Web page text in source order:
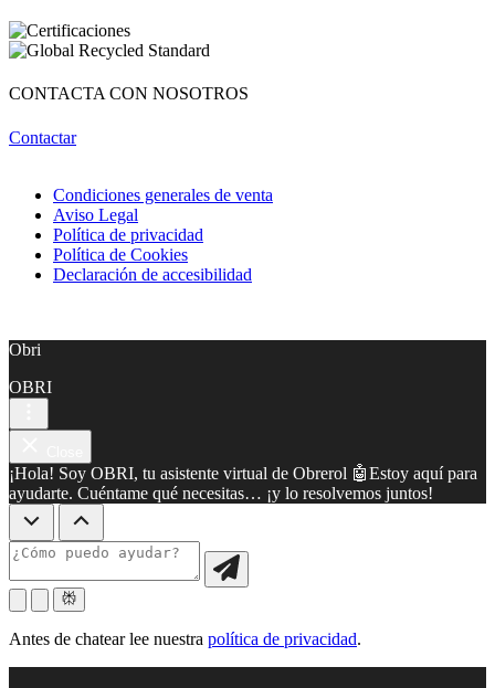
CONTACTA CON NOSOTROS
Contactar
Condiciones generales de venta
Aviso Legal
Política de privacidad
Política de Cookies
Declaración de accesibilidad
Obri
OBRI
¡Hola! Soy OBRI, tu asistente virtual de Obrerol 🤖Estoy aquí para
ayudarte. Cuéntame qué necesitas… ¡y lo resolvemos juntos!
Antes de chatear lee nuestra política de privacidad.